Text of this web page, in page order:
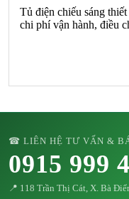
Tủ điện chiếu sáng
chi phí vận hành, điều
☎ LIÊN HỆ TƯ VẤN &
0915 999
📍 118 Trần Thị Cát, X. Bà